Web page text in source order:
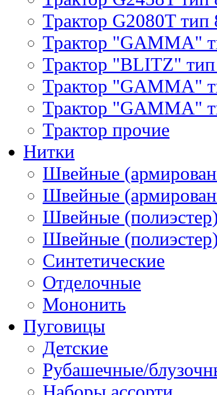
Трактор G2080T тип
Трактор "GAMMA"
Трактор "BLITZ"
Трактор "GAMMA"
Трактор "GAMMA"
Трактор прочие
Нитки
Швейные
Швейные
Швейные
Швейные
Синтетические
Отделочные
Мононить
Пуговицы
Детские
Рубашечные/